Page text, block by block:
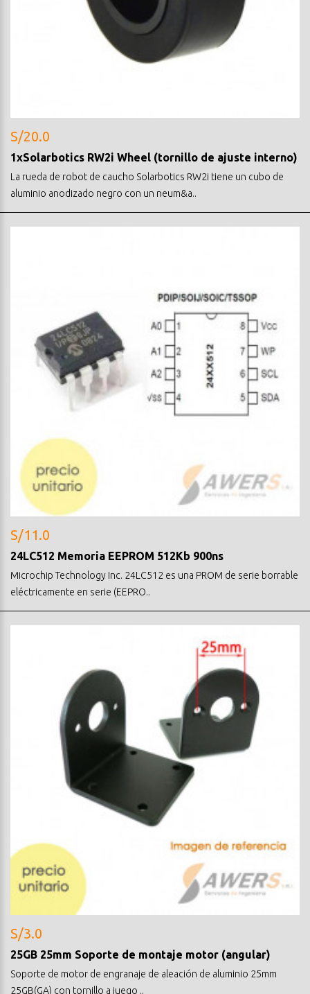
S/20.0
1xSolarbotics RW2i Wheel (tornillo de ajuste interno)
La rueda de robot de caucho Solarbotics RW2i tiene un cubo de
aluminio anodizado negro con un neum&a..
S/11.0
24LC512 Memoria EEPROM 512Kb 900ns
Microchip Technology Inc. 24LC512 es una PROM de serie borrable
eléctricamente en serie (EEPRO..
S/3.0
25GB 25mm Soporte de montaje motor (angular)
Soporte de motor de engranaje de aleación de aluminio 25mm
25GB(GA) con tornillo a juego ..